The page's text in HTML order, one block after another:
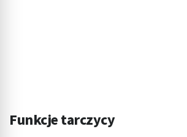
Funkcje tarczycy